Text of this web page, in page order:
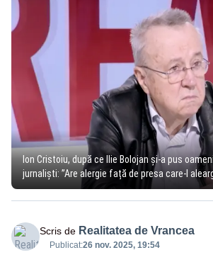
Ion Cristoiu, după ce Ilie Bolojan și-a pus
jurnaliști: ”Are alergie față de presa care-l
Scris de Realitatea de Vrancea
Publicat:26 nov. 2025, 19:54